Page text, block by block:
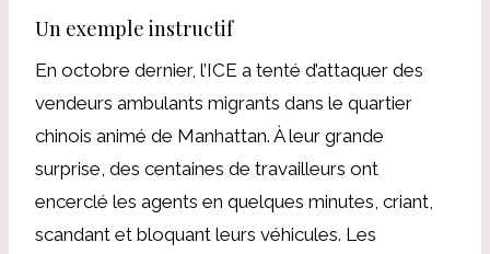
Un exemple instructif
En octobre dernier, l’ICE a tenté d’attaquer des
vendeurs ambulants migrants dans le quartier
chinois animé de Manhattan. À leur grande
surprise, des centaines de travailleurs ont
encerclé les agents en quelques minutes, criant,
scandant et bloquant leurs véhicules. Les